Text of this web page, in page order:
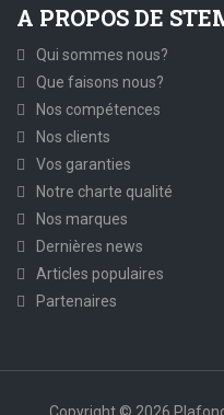
A PROPOS DE
Qui sommes nous?
Que faisons nous?
Nos compétences
Nos clients
Vos garanties
Notre charte qualité
Nos marques
Dernières news
Articles populaires
Partenaires
Copyright © 2026